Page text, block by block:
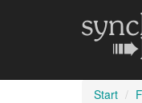
Start